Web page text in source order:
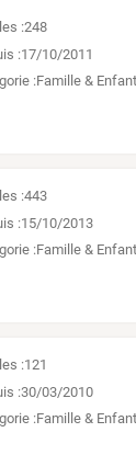
:248
:17/10/2011
:Famille &
:443
:15/10/2013
:Famille &
:121
:30/03/2010
:Famille &